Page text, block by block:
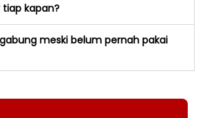
tiap kapan?
meski belum pernah pakai